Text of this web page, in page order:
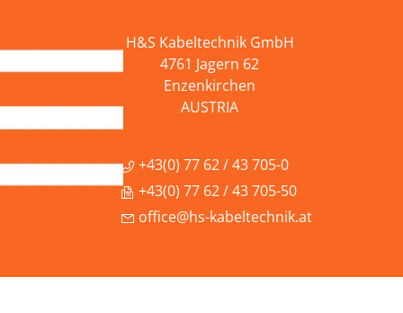
H&S Kabeltechnik GmbH
4761 Jagern 62
Enzenkirchen
AUSTRIA
+43(0) 77 62 / 43 705-0
+43(0) 77 62 / 43 705-50
office@hs-kabeltechnik.at